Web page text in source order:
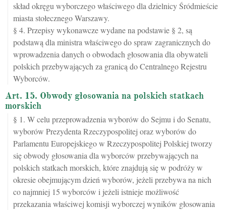
skład okręgu wyborczego właściwego dla dzielnicy Śródmieście
miasta stołecznego Warszawy.
§ 4. Przepisy wykonawcze wydane na podstawie § 2, są
podstawą dla ministra właściwego do spraw zagranicznych do
wprowadzenia danych o obwodach głosowania dla obywateli
polskich przebywających za granicą do Centralnego Rejestru
Wyborców.
Art. 15. Obwody głosowania na polskich statkach
morskich
§ 1. W celu przeprowadzenia wyborów do Sejmu i do Senatu,
wyborów Prezydenta Rzeczypospolitej oraz wyborów do
Parlamentu Europejskiego w Rzeczypospolitej Polskiej tworzy
się obwody głosowania dla wyborców przebywających na
polskich statkach morskich, które znajdują się w podróży w
okresie obejmującym dzień wyborów, jeżeli przebywa na nich
co najmniej 15 wyborców i jeżeli istnieje możliwość
przekazania właściwej komisji wyborczej wyników głosowania